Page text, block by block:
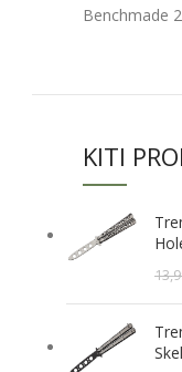
Benchmade
KITI